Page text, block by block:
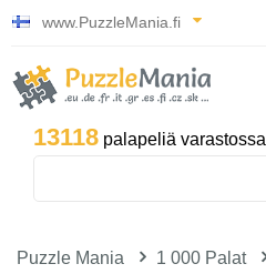
www.PuzzleMania.fi
13118 palapeliä varastossa
Puzzle Mania 1 000 Palat